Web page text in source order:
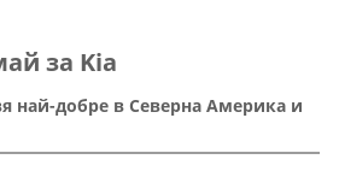
за Kia
най-добре в Северна Америка и